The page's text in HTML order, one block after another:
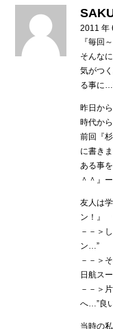
2011 年
『毎回
そんな
気がつ
る事に
昨日か
時代か
前回『
に書き
ある事
＾＾』
友人は
ン！』
－－＞
ン…”
－－＞
日航ス
－－＞
へ…”良
当時の